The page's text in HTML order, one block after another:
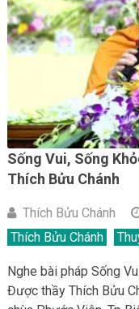
Sống Vui, Sống
Thích Bửu Chánh
Thích Bửu Chánh
Thích Bửu Chánh
Nghe bài pháp Sống
Được thầy Thích Bửu